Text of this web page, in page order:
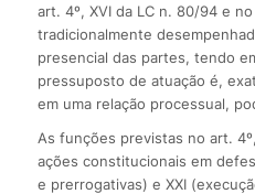
art. 4º, XVI da LC n. 80/94 e
tradicionalmente
presencial das partes, tendo
pressuposto de atuação é,
em uma relação processual,
As funções previstas no art.
ações constitucionais em
e prerrogativas) e XXI